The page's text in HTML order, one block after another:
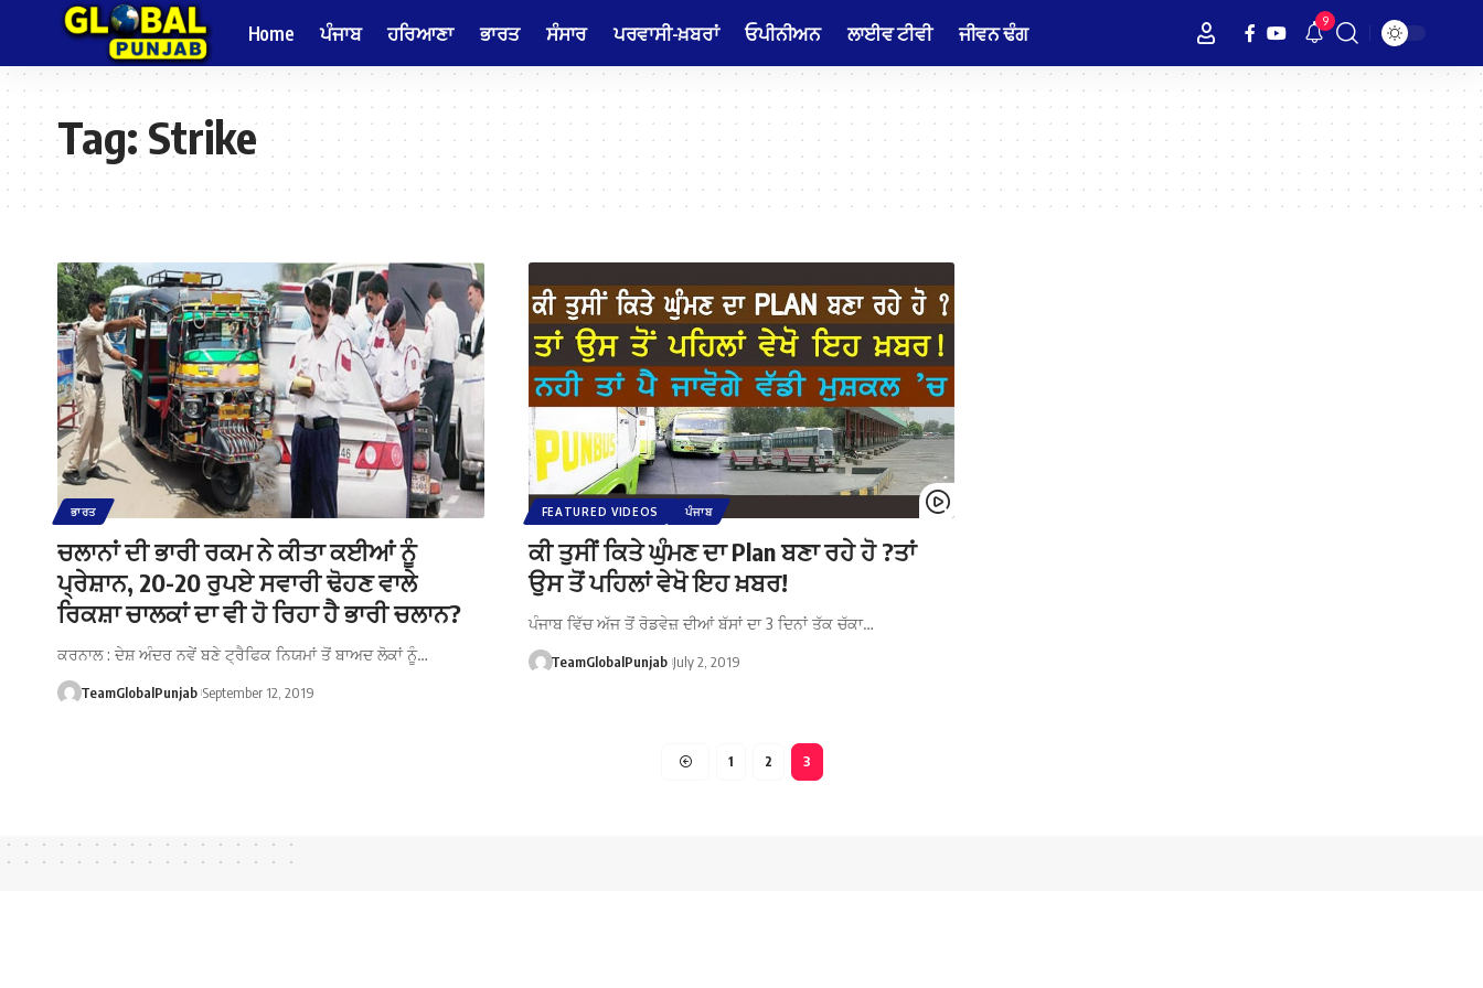
Home ਪੰਜਾਬ ਹਰਿਆਣਾ ਭਾਰਤ ਸੰਸਾਰ ਪਰਵਾਸੀ-ਖ਼ਬਰਾਂ ਓਪੀਨੀਅਨ ਲਾਈਵ ਟੀਵੀ ਜੀਵਨ ਢੰਗ 9
Tag:Strike
ਭਾਰਤ
ਚਲਾਨਾਂ ਦੀ ਭਾਰੀ ਰਕਮ ਨੇ ਕੀਤਾ ਕਈਆਂ ਨੂੰ
ਪ੍ਰੇਸ਼ਾਨ, 20-20 ਰੁਪਏ ਸਵਾਰੀ ਢੋਹਣ ਵਾਲੇ
ਰਿਕਸ਼ਾ ਚਾਲਕਾਂ ਦਾ ਵੀ ਹੋ ਰਿਹਾ ਹੈ ਭਾਰੀ ਚਲਾਨ?
ਕਰਨਾਲ : ਦੇਸ਼ ਅੰਦਰ ਨਵੇਂ ਬਣੇ ਟ੍ਰੈਫਿਕ ਨਿਯਮਾਂ ਤੋਂ ਬਾਅਦ ਲੋਕਾਂ ਨੂੰ…
TeamGlobalPunjab September 12, 2019
FEATURED VIDEOS ਪੰਜਾਬ
ਕੀ ਤੁਸੀਂ ਕਿਤੇ ਘੁੰਮਣ ਦਾ Plan ਬਣਾ ਰਹੇ ਹੋ ?ਤਾਂ
ਉਸ ਤੋਂ ਪਹਿਲਾਂ ਵੇਖੋ ਇਹ ਖ਼ਬਰ!
ਪੰਜਾਬ ਵਿੱਚ ਅੱਜ ਤੋਂ ਰੋਡਵੇਜ਼ ਦੀਆਂ ਬੱਸਾਂ ਦਾ 3 ਦਿਨਾਂ ਤੱਕ ਚੱਕਾ…
TeamGlobalPunjab July 2, 2019
1 2 3